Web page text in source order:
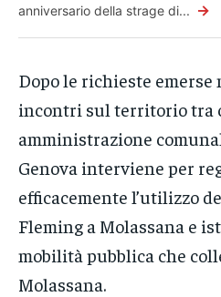
anniversario della strage di... →
Dopo le richieste emerse
incontri sul territorio tra
amministrazione
Genova interviene per
efficacemente l’utilizzo
Fleming a Molassana e
mobilità pubblica che
Molassana.